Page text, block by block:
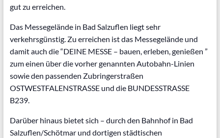
gut zu erreichen.
Das Messegelände in Bad Salzuflen liegt sehr
verkehrsgünstig. Zu erreichen ist das Messegelände und
damit auch die “DEINE MESSE – bauen, erleben, genießen ”
zum einen über die vorher genannten Autobahn-Linien
sowie den passenden Zubringerstraßen
OSTWESTFALENSTRASSE und die BUNDESSTRASSE
B239.
Darüber hinaus bietet sich – durch den Bahnhof in Bad
Salzuflen/Schötmar und dortigen städtischen